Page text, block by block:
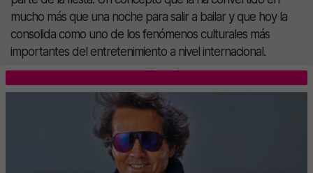
mucho más que una noche para salir a bailar y que hoy la
consolida como uno de los fenómenos culturales más
importantes del entretenimiento a nivel internacional.